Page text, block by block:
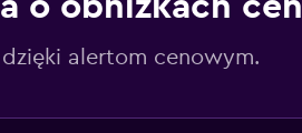
alertom cenowym.